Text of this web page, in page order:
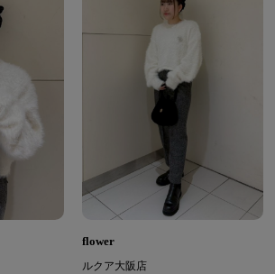
flower
ルクア大阪店